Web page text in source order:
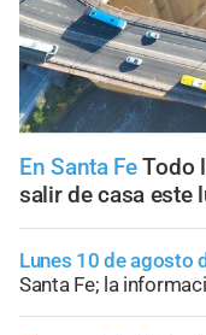
En Santa FeTodo
salir de casa este
Lunes 10 de agosto
Santa Fe; la